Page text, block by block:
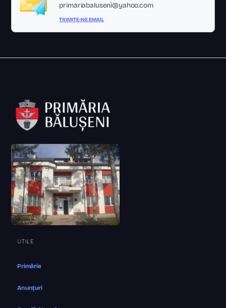
primariabaluseni@yahoo.com
TRIMITE-NE EMAIL
UTILE
Primărie
Anunțuri